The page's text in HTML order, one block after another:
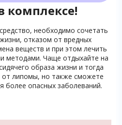
комплексе!
необходимо сочетать
отказом от вредных
веществ и при этом лечить
методами. Чаще отдыхайте на
образа жизни и тогда
от липомы, но также сможете
более опасных заболеваний.